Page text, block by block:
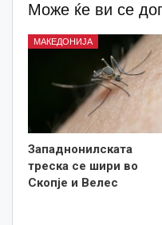
Може ќе ви се
МАКЕДОНИЈА
Западнонилската
треска се шири во
Скопје и Велес